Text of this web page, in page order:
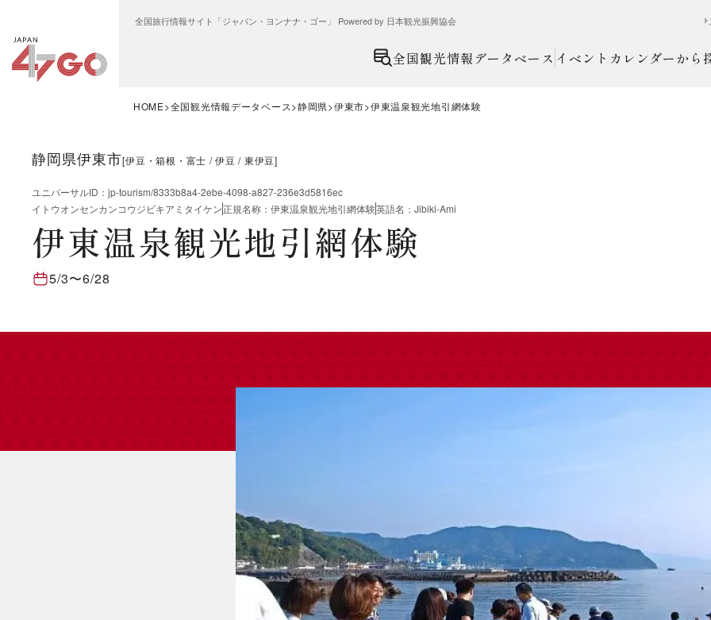
全国旅行情報サイト「ジャパン・ヨンナナ・ゴー」 Powered by 日本観光振興協会
全国観光情報データベース イベントカレンダーから
HOME 全国観光情報データベース 静岡県 伊東市 伊東温泉観光地引網体験
静岡県伊東市[伊豆・箱根・富士 伊豆 東伊豆]
ユニバーサルID ： jp-tourism/8333b8a4-2ebe-4098-a827-236e3d5816ec
イトウオンセンカンコウジビキアミタイケン正規名称 ： 伊東温泉観光地引網体験英語名 ： Jibiki-Ami
伊東温泉観光地引網体験
5/3〜6/28